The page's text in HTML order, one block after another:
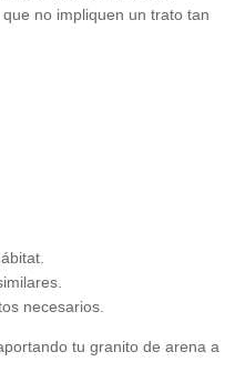
no impliquen un trato tan
necesarios.
tu granito de arena a